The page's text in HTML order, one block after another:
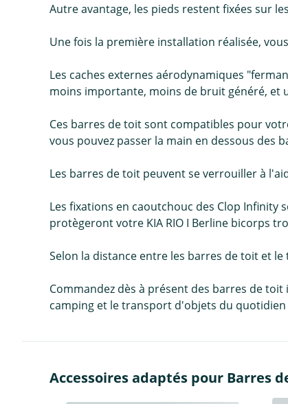
Autre avantage, les pieds restent fixées sur
Une fois la première installation réalisée,
Les caches externes aérodynamiques
moins importante, moins de bruit généré, et
Ces barres de toit sont compatibles pour
vous pouvez passer la main en dessous des
Les barres de toit peuvent se verrouiller à
Les fixations en caoutchouc des Clop Infinity
protègeront votre KIA RIO I Berline bicorps
Selon la distance entre les barres de toit et
Commandez dès à présent des barres de
camping et le transport d'objets du quotidien
Accessoires adaptés pour Barres